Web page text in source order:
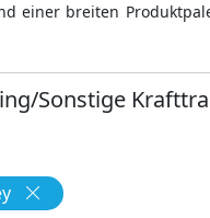
einer breiten
Sonstige